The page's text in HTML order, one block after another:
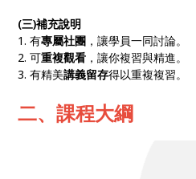
(三)補充說明
1. 有專屬社團 ，讓學員一同討論。
2. 可重複觀看 ，讓你複習與精進。
3. 有精美講義留存得以重複複習。
二、課程大綱